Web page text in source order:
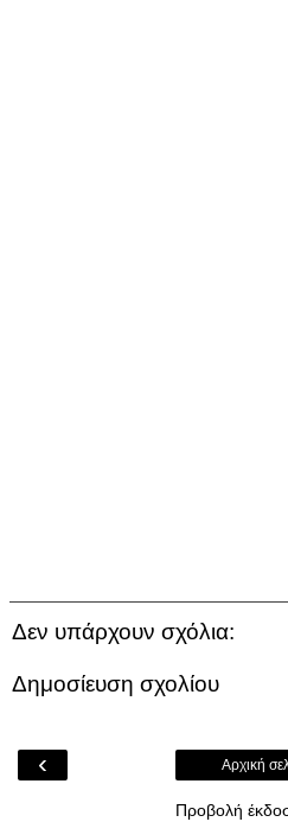
Δεν υπάρχουν σχόλια:
Δημοσίευση σχολίου
‹ Αρχική
Προβολή